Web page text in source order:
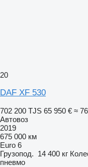
20
DAF XF 530
702 200 TJS 65 950 € ≈
Автовоз
2019
675 000 км
Euro 6
Грузопод. 14 400 кг
пневмо